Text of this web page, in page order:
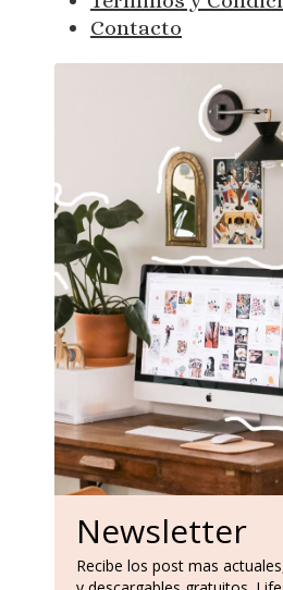
Contacto
Newsletter
Recibe los post mas